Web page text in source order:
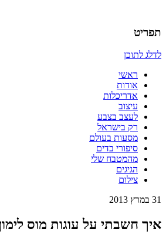
כמו אויר לנשימה –
תפריט
לדלג לתוכן
ראשי
אודות
אדריכלות
עיצוב
לעצב בצבע
רק בישראל
מסעות בעולם
סיפורי בדים
מהמטבח שלי
הגיגים
צילום
31 במרץ 2013
איך חשבתי על עוגות מוס